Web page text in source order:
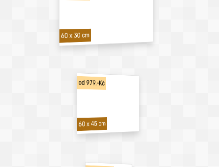
60 x 30 cm
od 979,-Kč
60 x 45 cm